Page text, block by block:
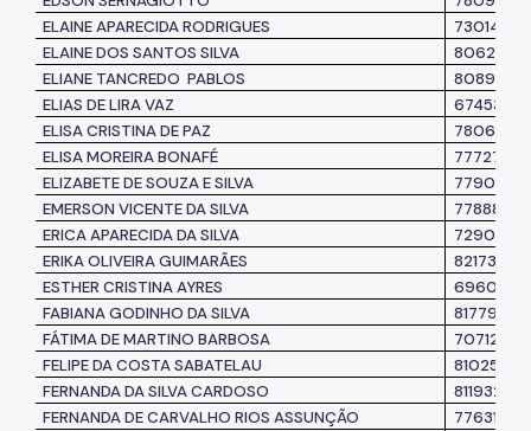
ELAINE APARECIDA RODRIGUES
7301430
ELAINE DOS SANTOS SILVA
8062447
ELIANE TANCREDO PABLOS
8089931
ELIAS DE LIRA VAZ
6745385
ELISA CRISTINA DE PAZ
7806621
ELISA MOREIRA BONAFÉ
7772751
ELIZABETE DE SOUZA E SILVA
7790953
EMERSON VICENTE DA SILVA
7788894
ERICA APARECIDA DA SILVA
7290861
ERIKA OLIVEIRA GUIMARÃES
8217360
ESTHER CRISTINA AYRES
6960014
FABIANA GODINHO DA SILVA
8177970
FÁTIMA DE MARTINO BARBOSA
7071230
FELIPE DA COSTA SABATELAU
8102597
FERNANDA DA SILVA CARDOSO
8119325
FERNANDA DE CARVALHO RIOS ASSUNÇÃO
7763107